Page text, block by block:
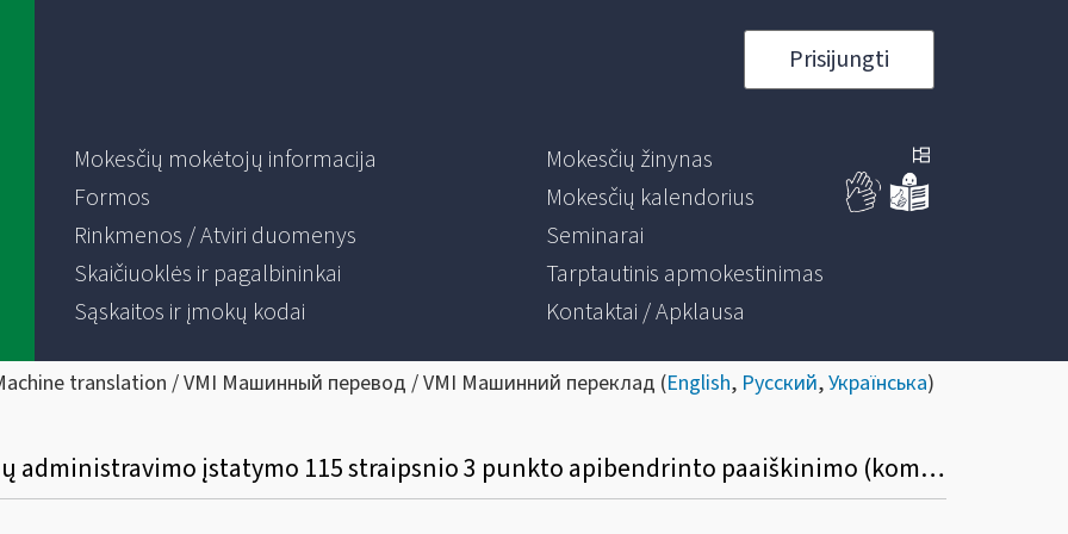
Prisijungti
Mokesčių mokėtojų informacija
Formos
Rinkmenos / Atviri duomenys
Skaičiuoklės ir pagalbininkai
Sąskaitos ir įmokų kodai
Mokesčių žinynas
Mokesčių kalendorius
Seminarai
Tarptautinis apmokestinimas
Kontaktai / Apklausa
translation / VMI Машинный перевод / VMI Машинний переклад (English, Русский,Українська)
Informacinis pranešimas dėl mokesčių administravimo įstatymo 115 straipsnio 3 punkto apibendrinto paaiškinimo (komentaro) pakeitimo